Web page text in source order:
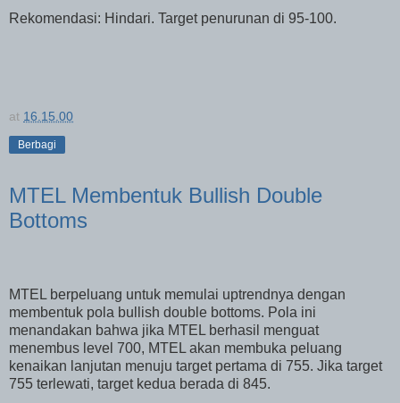
Rekomendasi: Hindari. Target penurunan di 95-100.
at 16.15.00
Berbagi
MTEL Membentuk Bullish Double
Bottoms
MTEL berpeluang untuk memulai uptrendnya dengan
membentuk pola bullish double bottoms. Pola ini
menandakan bahwa jika MTEL berhasil menguat
menembus level 700, MTEL akan membuka peluang
kenaikan lanjutan menuju target pertama di 755. Jika target
755 terlewati, target kedua berada di 845.